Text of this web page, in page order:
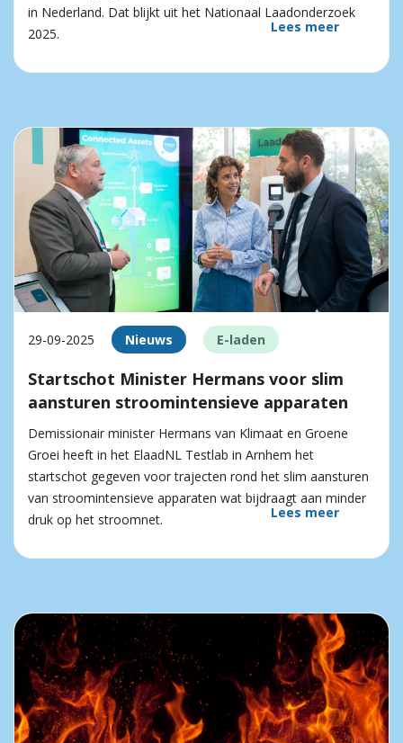
in Nederland. Dat blijkt uit het Nationaal Laadonderzoek
2025.
Lees meer
29-09-2025 Nieuws E-laden
Startschot Minister Hermans voor slim
aansturen stroomintensieve apparaten
Demissionair minister Hermans van Klimaat en Groene
Groei heeft in het ElaadNL Testlab in Arnhem het
startschot gegeven voor trajecten rond het slim aansturen
van stroomintensieve apparaten wat bijdraagt aan minder
druk op het stroomnet.
Lees meer